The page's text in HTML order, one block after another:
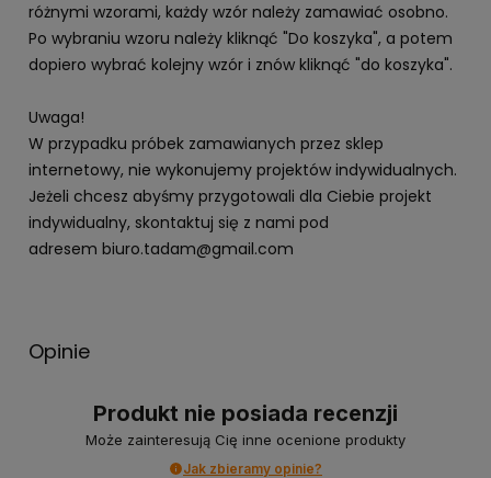
różnymi wzorami, każdy wzór należy zamawiać osobno.
Po wybraniu wzoru należy kliknąć "Do koszyka", a potem
dopiero wybrać kolejny wzór i znów kliknąć "do koszyka".
Uwaga!
W przypadku próbek zamawianych przez sklep
internetowy, nie wykonujemy projektów indywidualnych.
Jeżeli chcesz abyśmy przygotowali dla Ciebie projekt
indywidualny, skontaktuj się z nami pod
adresem biuro.tadam@gmail.com
Opinie
Produkt nie posiada recenzji
Może zainteresują Cię inne ocenione produkty
Jak zbieramy opinie?